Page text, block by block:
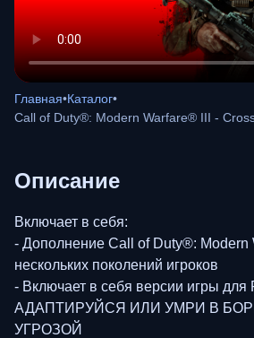
Главная•Каталог•
Call of Duty®: Modern Warfare® III -
Описание
Включает в себя:
- Дополнение Call of Duty®: Modern
нескольких поколений игроков
- Включает в себя версии игры
АДАПТИРУЙСЯ ИЛИ УМРИ В
УГРОЗОЙ